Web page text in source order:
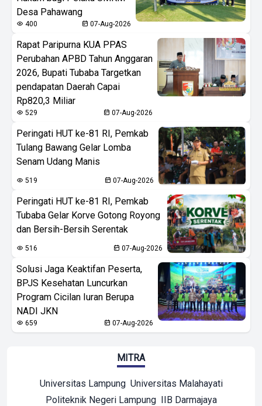
Desa Pahawang
400 07-Aug-2026
Rapat Paripurna KUA PPAS
Perubahan APBD Tahun Anggaran
2026, Bupati Tubaba Targetkan
pendapatan Daerah Capai
Rp820,3 Miliar
529 07-Aug-2026
Peringati HUT ke-81 RI, Pemkab
Tulang Bawang Gelar Lomba
Senam Udang Manis
519 07-Aug-2026
Peringati HUT ke-81 RI, Pemkab
Tubaba Gelar Korve Gotong Royong
dan Bersih-Bersih Serentak
516 07-Aug-2026
Solusi Jaga Keaktifan Peserta,
BPJS Kesehatan Luncurkan
Program Cicilan Iuran Berupa
NADI JKN
659 07-Aug-2026
MITRA
Universitas Lampung Universitas Malahayati
Politeknik Negeri Lampung IIB Darmajaya